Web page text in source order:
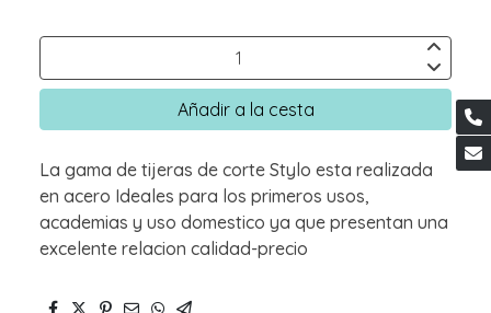
Añadir a la cesta
La gama de tijeras de corte Stylo esta realizada
en acero Ideales para los primeros usos,
academias y uso domestico ya que presentan una
excelente relacion calidad-precio